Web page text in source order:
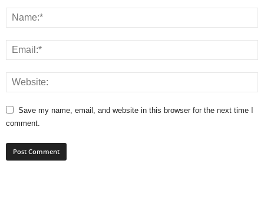
Save my name, email, and website in this browser for the next time I
comment.